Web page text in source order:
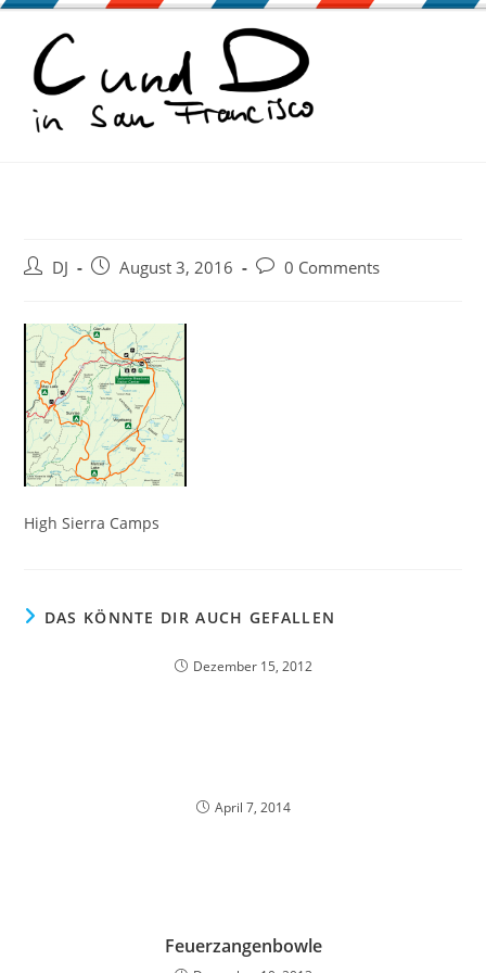
Zum
springen
Beitrags-
DJ
BeitragAugust 3, 2016
Beitrags-
0 Comments
High Sierra Camps
DAS KÖNNTE DIR AUCH GEFALLEN
Dezember 15, 2012
April 7, 2014
Feuerzangenbowle